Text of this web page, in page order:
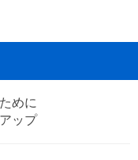
めに
ップ